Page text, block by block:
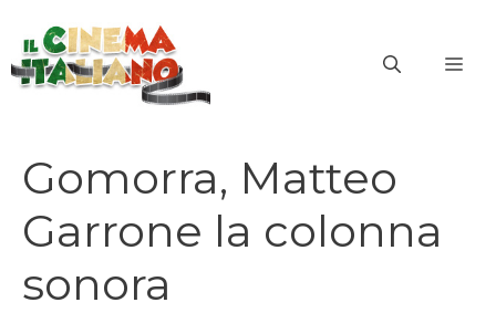
contenuto
Gomorra, Matteo
Garrone la colonna
sonora